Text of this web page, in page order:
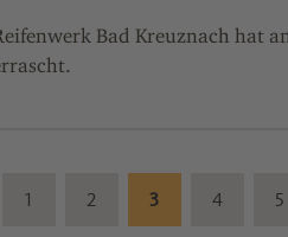
Bad Kreuznach hat
1 2 3 4 5